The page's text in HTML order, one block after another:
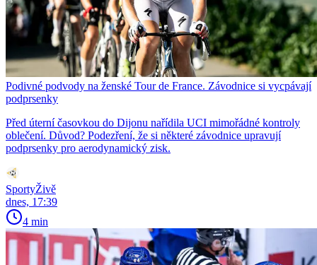
Podivné podvody na ženské Tour de France. Závodnice si vycpávají
podprsenky
Před úterní časovkou do Dijonu nařídila UCI mimořádné kontroly
oblečení. Důvod? Podezření, že si některé závodnice upravují
podprsenky pro aerodynamický zisk.
SportyŽivě
dnes, 17:39
4 min